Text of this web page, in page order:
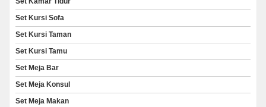
Set Kursi Sofa
Set Kursi Taman
Set Kursi Tamu
Set Meja Bar
Set Meja Konsul
Set Meja Makan